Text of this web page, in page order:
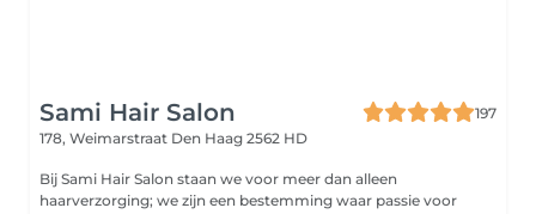
Sami Hair Salon
197
178, Weimarstraat Den Haag 2562 HD
Bij Sami Hair Salon staan we voor meer dan alleen
haarverzorging; we zijn een bestemming waar passie voor